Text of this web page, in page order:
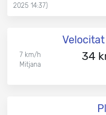
2025 14:37)
7 km/h
Mitjana
34